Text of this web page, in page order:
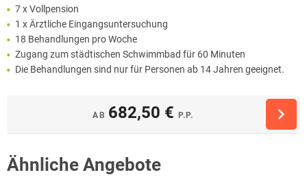
7 x Vollpension
1 x Ärztliche Eingangsuntersuchung
18 Behandlungen pro Woche
Zugang zum städtischen Schwimmbad für 60 Minuten
Die Behandlungen sind nur für Personen ab 14 Jahren geeignet.
AB 682,50 € P.P.
Ähnliche Angebote